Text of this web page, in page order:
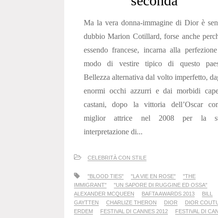
Ma la vera donna-immagine di Dior è
dubbio Marion Cotillard, forse anche
essendo francese, incarna alla
modo di vestire tipico di questo
Bellezza alternativa dal volto imperfetto,
enormi occhi azzurri e dai morbidi
castani, dopo la vittoria dell’Oscar
miglior attrice nel 2008 per la
interpretazione di...
CELEBRITÀ CON STILE
"BLOOD TIES" "LA VIE EN ROSE"
"THE
IMMIGRANT"
"UN SAPORE DI RUGGINE ED OSSA"
ALEXANDER MCQUEEN
BAFTA AWARDS 2013
BILL
GAYTTEN
CHARLIZE THERON DIOR
DIOR
ERDEM
FESTIVAL DI CANNES 2012
FESTIVAL DI